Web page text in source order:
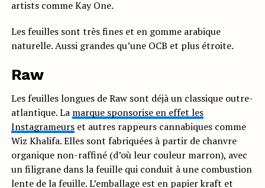
artists comme Kay One.
Les feuilles sont très fines et en gomme arabique
naturelle. Aussi grandes qu’une OCB et plus étroite.
Raw
Les feuilles longues de Raw sont déjà un classique outre-
atlantique. La marque sponsorise en effet les
Instagrameurset autres rappeurs cannabiques comme
Wiz Khalifa. Elles sont fabriquées à partir de chanvre
organique non-raffiné (d’où leur couleur marron), avec
un filigrane dans la feuille qui conduit à une combustion
lente de la feuille. L’emballage est en papier kraft et